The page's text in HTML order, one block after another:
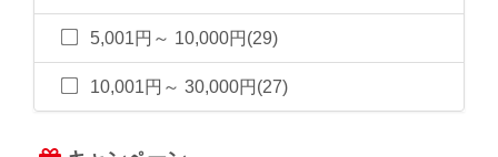
5,001円～ 10,000円(29)
10,001円～ 30,000円(27)